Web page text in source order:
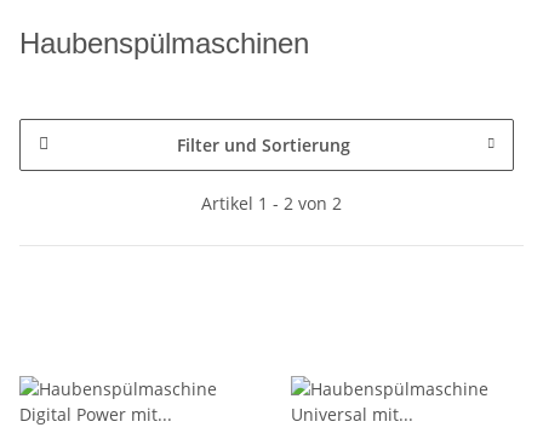
Haubenspülmaschinen
Filter und Sortierung
Artikel 1 - 2 von 2